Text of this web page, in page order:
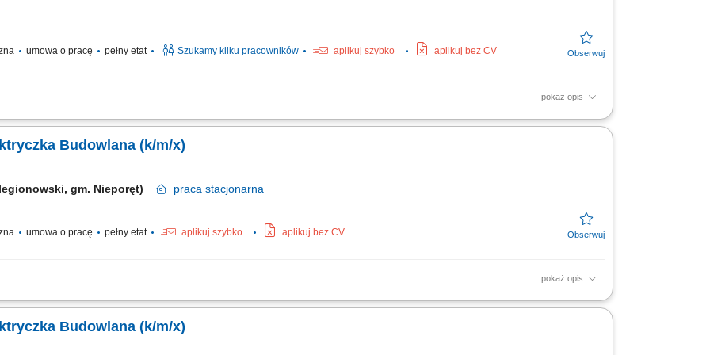
umowa o pracę pełny etat Szukamy kilku pracowników aplikuj szybko aplikuj bez CV
pokaż opis
dokumentacją i obowiązującymi standardami. Wykonywanie prac montażowych na realizowanych inwestycjach. Dbanie o
Budowlana (k/m/x)
legionowski, gm. Nieporęt) praca stacjonarna
umowa o pracę pełny etat aplikuj szybko aplikuj bez CV
pokaż opis
i nadzór nad sieciami elektrycznymi na budowie (w tym oświetlenie, zasilanie systemów wentylacji oraz parku
Budowlana (k/m/x)